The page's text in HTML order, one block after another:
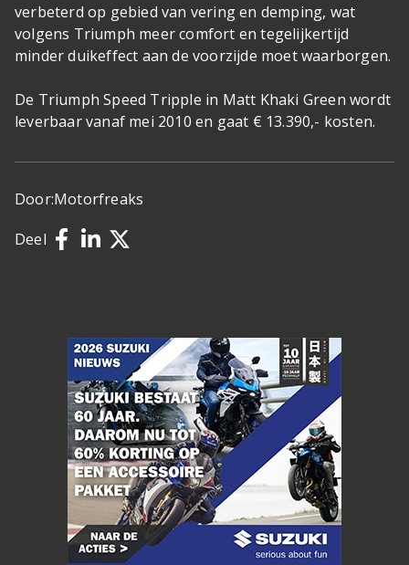
verbeterd op gebied van vering en demping, wat
volgens Triumph meer comfort en tegelijkertijd
minder duikeffect aan de voorzijde moet waarborgen.
De Triumph Speed Tripple in Matt Khaki Green wordt
leverbaar vanaf mei 2010 en gaat € 13.390,- kosten.
Door:Motorfreaks
Deel